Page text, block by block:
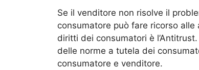
Se il venditore non risolve il
consumatore può fare ricorso
diritti dei consumatori è
delle norme a tutela dei
consumatore e venditore.